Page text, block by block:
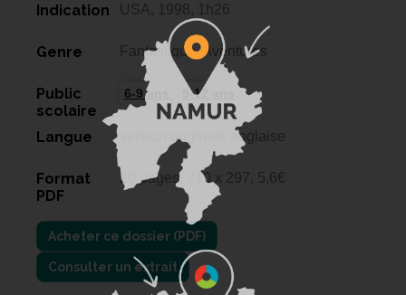
Indication USA, 1998, 1h26
Genre Fantastique, Aventures
Public
scolaire
6-9 ans 9-12 ans
Langue version originale anglaise
Format
PDF
20 pages, 210 x 297, 5,6€
Consulter un extrait